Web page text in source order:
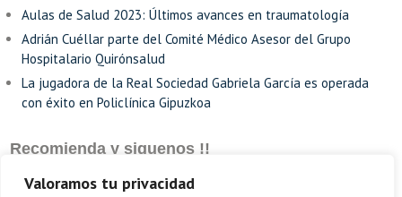
Valoramos tu privacidad
Aulas de Salud 2023: Últimos avances en traumatología
Adrián Cuéllar parte del Comité Médico Asesor del Grupo
Hospitalario Quirónsalud
La jugadora de la Real Sociedad Gabriela García es operada
con éxito en Policlínica Gipuzkoa
Recomienda y siguenos !!